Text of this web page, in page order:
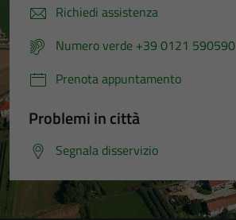
Richiedi assistenza
Numero verde +39 0121 590590
Prenota appuntamento
Problemi in città
Segnala disservizio